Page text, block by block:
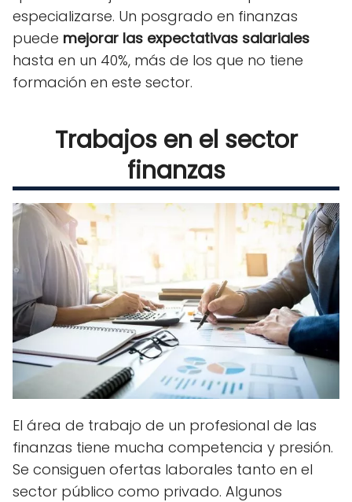
especializarse. Un posgrado en finanzas
puede mejorar las expectativas salariales
hasta en un 40%, más de los que no tiene
formación en este sector.
Trabajos en el sector
finanzas
El área de trabajo de un profesional de las
finanzas tiene mucha competencia y presión.
Se consiguen ofertas laborales tanto en el
sector público como privado. Algunos